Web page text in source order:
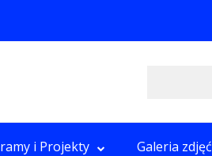
i Projekty Galeria zdjęć